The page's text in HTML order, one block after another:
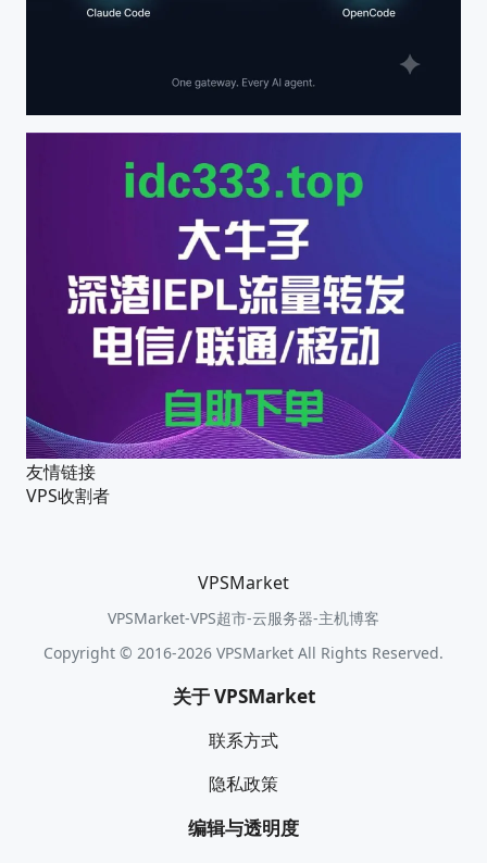
友情链接
VPS收割者
VPSMarket
VPSMarket-VPS超市-云服务器-主机博客
Copyright © 2016-2026 VPSMarket All Rights Reserved.
关于 VPSMarket
联系方式
隐私政策
编辑与透明度